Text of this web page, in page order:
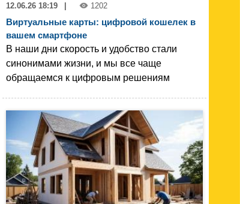
12.06.26 18:19 | 1202
Виртуальные карты: цифровой кошелек в
вашем смартфоне
В наши дни скорость и удобство стали
синонимами жизни, и мы все чаще
обращаемся к цифровым решениям